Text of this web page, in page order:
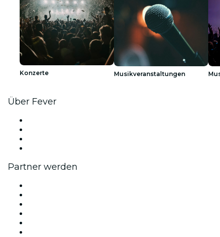
Konzerte Musikveranstaltungen
Über Fever
Partner werden